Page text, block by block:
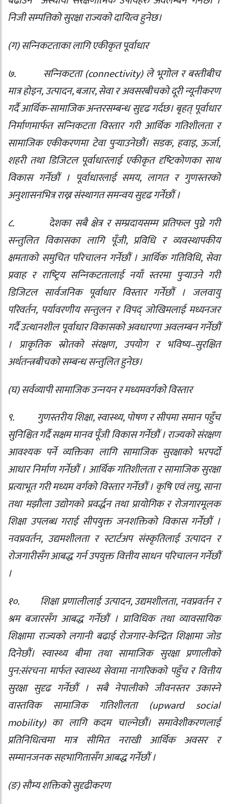
निजी सम्पत्तिको सुरक्षा राज्यको दायित्व हुनेछ।
(ग) सन्‍निकटताका लागि एकीकृत पूर्वाधार
७.
सन्‍निकटता (connectivity) ले भूगोल र बस्तीबीच
मात्र होइन,उत्पादन,बजार,सेवा र अवसरबीचको दूरी न्यूनीकरण
गर्दै आर्थिक-सामाजिक अन्तरसम्बन्ध सुदृढ गर्दछ। बृहत् पूर्वाधार
निर्माणमार्फत सन्‍निकटता विस्तार गरी आर्थिक गतिशीलता र
सामाजिक एकीकरणमा टेवा पुर्‍याउनेछौं। सडक, हवाइ, ऊर्जा,
शहरी तथा डिजिटल पूर्वाधारलाई एकीकृत दृष्‍टिकोणका साथ
विकास गर्नेछौं । पूर्वाधारलाई समय, लागत र गुणस्तरको
अनुशासनभित्र राख्न संस्थागत समन्वय सुदृढ गर्नेछौं ।
८.
देशका सबै क्षेत्र र सम्प्रदायसम्म प्रतिफल पुग्ने गरी
सन्तुलित विकासका लागि पूँजी, प्रविधि र व्यवस्थापकीय
क्षमताको समुचित परिचालन गर्नेछौं । आर्थिक गतिविधि, सेवा
प्रवाह र राष्‍ट्रिय सन्‍निकटतालाई नयाँ स्तरमा पुर्‍याउने गरी
डिजिटल सार्वजनिक पूर्वाधार विस्तार गर्नेछौं । जलवायु
परिवर्तन, पर्यावरणीय सन्तुलन र विपद् जोखिमलाई मध्यनजर
गर्दै उत्थानशील पूर्वाधार विकासको अवधारणा अवलम्बन गर्नेछौं
। प्राकृतिक स्रोतको संरक्षण, उपयोग र भविष्य–सुरक्षित
अर्थतन्त्रबीचको सम्बन्ध सन्तुलित हुनेछ।
(घ) सर्वव्यापी सामाजिक उन्‍नयन र मध्यमवर्गको विस्तार
९.
गुणस्तरीय शिक्षा,स्वास्थ्य,पोषण र सीपमा समान पहुँच
सुनिश्चित गर्दै सक्षम मानव पूँजी विकास गर्नेछौं । राज्यको संरक्षण
आवश्यक पर्ने व्यक्तिका लागि सामाजिक सुरक्षाको भरपर्दो
आधार निर्माण गर्नेछौं । आर्थिक गतिशीलता र सामाजिक सुरक्षा
प्रत्याभूत गरी मध्यम वर्गको विस्तार गर्नेछौं । कृषि एवं लघु,साना
तथा मझौला उद्योगको प्रवर्द्धन तथा प्रायोगिक र रोजगारमूलक
शिक्षा उपलब्ध गराई सीपयुक्त जनशक्तिको विकास गर्नेछौं ।
नवप्रवर्तन, उद्यमशीलता र स्टार्टअप संस्कृतिलाई उत्पादन र
रोजगारीसँग आबद्ध गर्न उपयुक्त वित्तीय साधन परिचालन गर्नेछौं
।
१०.
शिक्षा प्रणालीलाई उत्पादन,उद्यमशीलता, नवप्रवर्तन र
श्रम बजारसँग आबद्ध गर्नेछौं । प्राविधिक तथा व्यावसायिक
शिक्षामा राज्यको लगानी बढाई रोजगार-केन्द्रित शिक्षामा जोड
दिनेछौं। स्वास्थ्य बीमा तथा सामाजिक सुरक्षा प्रणालीको
पुन:संरचना मार्फत स्वास्थ्य सेवामा नागरिकको पहुँच र वित्तीय
सुरक्षा सुदृढ गर्नेछौं । सबै नेपालीको जीवनस्तर उकास्ने
वास्तविक सामाजिक गतिशीलता (upward social
mobility) का लागि कदम चाल्नेछौं। समावेशीकरणलाई
प्रतिनिधित्वमा मात्र सीमित नराखी आर्थिक अवसर र
सम्मानजनक सहभागितासँग आबद्ध गर्नेछौं ।
(ङ) सौम्य शक्तिको सुदृढीकरण